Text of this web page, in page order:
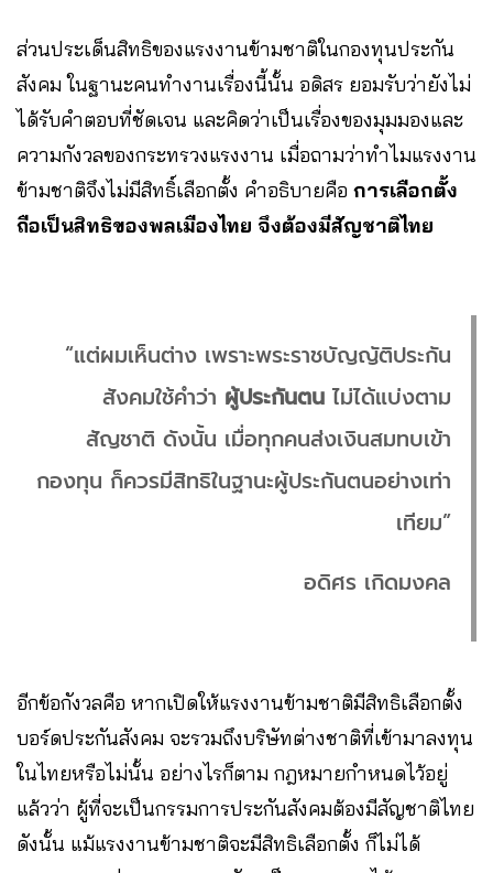
ส่วนประเด็นสิทธิของแรงงานข้ามชาติในกองทุนประกัน
สังคม ในฐานะคนทำงานเรื่องนี้นั้น อดิสร ยอมรับว่ายังไม่
ได้รับคำตอบที่ชัดเจน และคิดว่าเป็นเรื่องของมุมมองและ
ความกังวลของกระทรวงแรงงาน เมื่อถามว่าทำไมแรงงาน
ข้ามชาติจึงไม่มีสิทธิ์เลือกตั้ง คำอธิบายคือ การเลือกตั้ง
ถือเป็นสิทธิของพลเมืองไทย จึงต้องมีสัญชาติไทย
“แต่ผมเห็นต่าง เพราะพระราชบัญญัติประกัน
สังคมใช้คำว่า ผู้ประกันตน ไม่ได้แบ่งตาม
สัญชาติ ดังนั้น เมื่อทุกคนส่งเงินสมทบเข้า
กองทุน ก็ควรมีสิทธิในฐานะผู้ประกันตนอย่างเท่า
เทียม”
อดิศร เกิดมงคล
อีกข้อกังวลคือ หากเปิดให้แรงงานข้ามชาติมีสิทธิเลือกตั้ง
บอร์ดประกันสังคม จะรวมถึงบริษัทต่างชาติที่เข้ามาลงทุน
ในไทยหรือไม่นั้น อย่างไรก็ตาม กฎหมายกำหนดไว้อยู่
แล้วว่า ผู้ที่จะเป็นกรรมการประกันสังคมต้องมีสัญชาติไทย
ดังนั้น แม้แรงงานข้ามชาติจะมีสิทธิเลือกตั้ง ก็ไม่ได้